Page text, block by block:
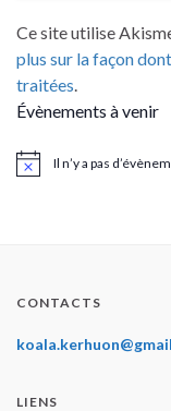
Ce site utilise
plus sur la façon
traitées.
Évènements à venir
NoticeIl n’y a pas
CONTACTS
LIENS